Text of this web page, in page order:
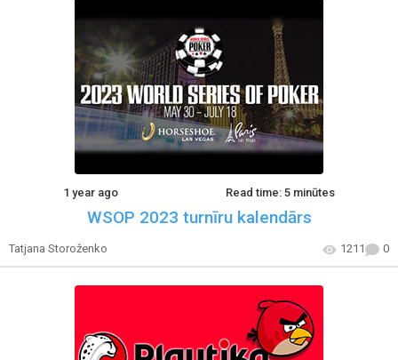
1 year ago Read time: 5 minūtes
WSOP 2023 turnīru kalendārs
Tatjana Storoženko 1211 0